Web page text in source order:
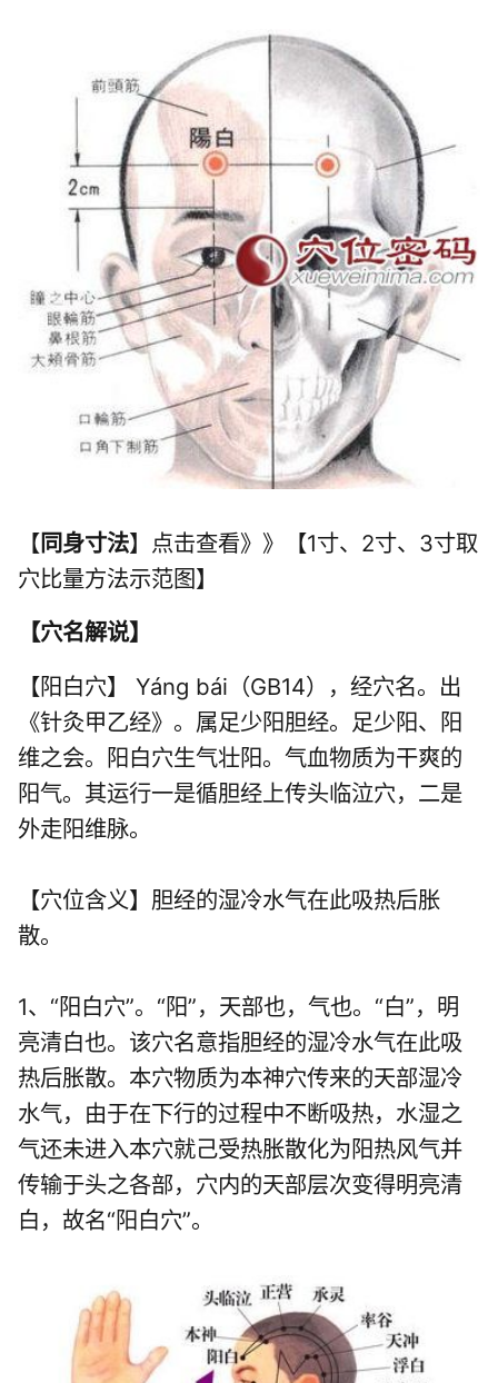
【同身寸法】点击查看》》【1寸、2寸、3寸取
穴比量方法示范图】
【穴名解说】
【阳白穴】 Yáng bái（GB14），经穴名。出
《针灸甲乙经》。属足少阳胆经。足少阳、阳
维之会。阳白穴生气壮阳。气血物质为干爽的
阳气。其运行一是循胆经上传头临泣穴，二是
外走阳维脉。
【穴位含义】胆经的湿冷水气在此吸热后胀
散。
1、“阳白穴”。“阳”，天部也，气也。“白”，明
亮清白也。该穴名意指胆经的湿冷水气在此吸
热后胀散。本穴物质为本神穴传来的天部湿冷
水气，由于在下行的过程中不断吸热，水湿之
气还未进入本穴就己受热胀散化为阳热风气并
传输于头之各部，穴内的天部层次变得明亮清
白，故名“阳白穴”。